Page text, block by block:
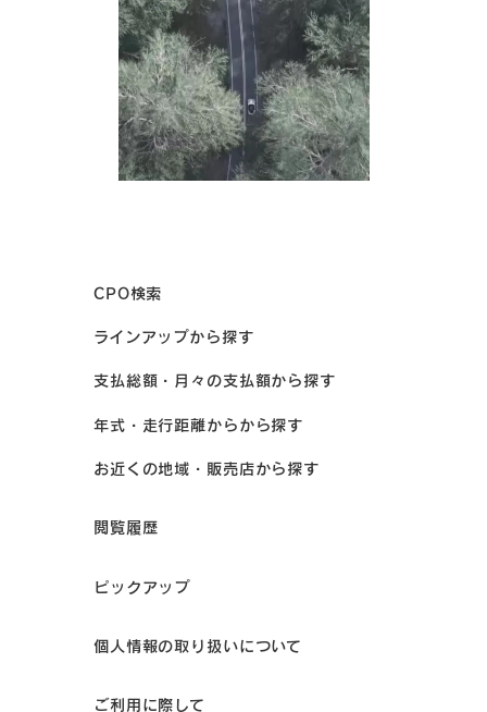
CPO検索
ラインアップから探す
支払総額・月々の支払額から探す
年式・走行距離からから探す
お近くの地域・販売店から探す
閲覧履歴
ピックアップ
個人情報の取り扱いについて
ご利用に際して